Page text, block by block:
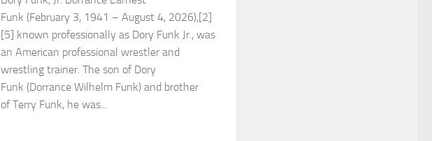
Funk (February 3, 1941 – August 4, 2026),[2]
[5] known professionally as Dory Funk Jr., was
an American professional wrestler and
wrestling trainer. The son of Dory
Funk (Dorrance Wilhelm Funk) and brother
of Terry Funk, he was...